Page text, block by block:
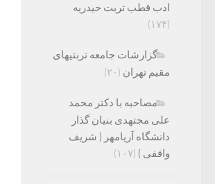
ادب قطب تربت حیدریه
(۱۷۴)
گزارشات جامعه تربتیهای
مقیم تهران (۲۰)
مصاحبه با دکتر محمد
علی مجتهدی بنیان گذار
دانشگاه آریامهر ( شریف
واقفی ) (۱۰۷)